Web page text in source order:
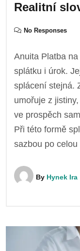
Realitní
No Responses
Anuita Platba
splátku i úrok.
splácení stejná.
umořuje z
ve prospěch
Při této formě
sazbou po
By Hynek Ira